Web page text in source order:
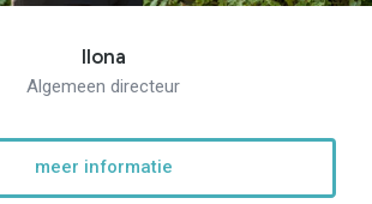
Ilona
Algemeen directeur
meer informatie